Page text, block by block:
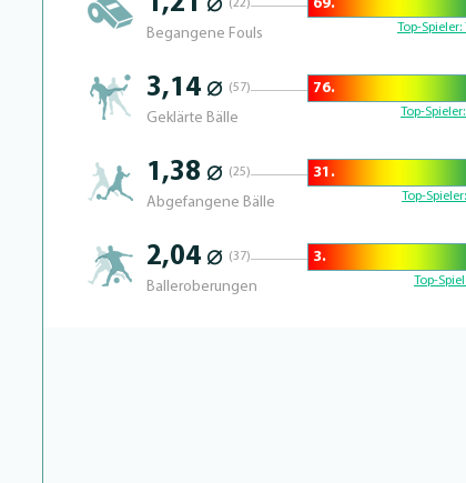
(22)
Begangene Fouls
72.8% Complete
69.
Top-Spieler:
3,14 ⌀ (57)
Geklärte Bälle
64.953271028037% Complete
76.
Top-Spieler:
1,38 ⌀ (25)
Abgefangene Bälle
86.842105263158% Complete
31.
Top-Spieler:
2,04 ⌀ (37)
Balleroberungen
99.186991869919% Complete
3.
Top-